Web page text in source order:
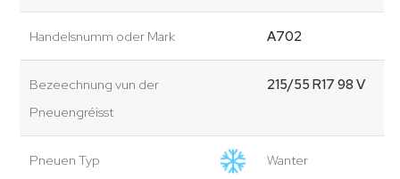
Handelsnumm oder Mark A702
Bezeechnung vun der
Pneuengréisst
215/55 R17 98 V
Pneuen Typ Wanter